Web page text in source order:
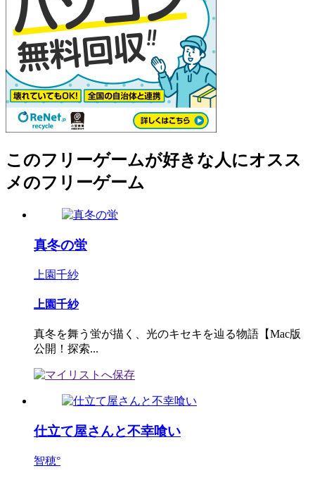
このフリーゲームが好きな人にオスス
メのフリーゲーム
真冬の蛍
上園千紗
上園千紗
真冬を舞う蛍が描く、光のキセキを辿る物語【Mac版
公開！探索...
仕立て屋さんと不幸喰い
智穂°